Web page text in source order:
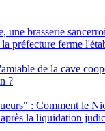
une brasserie
préfecture ferme
de la cave
?
: Comment le
la liquidation